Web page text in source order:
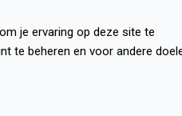
je ervaring op deze site te
te beheren en voor andere